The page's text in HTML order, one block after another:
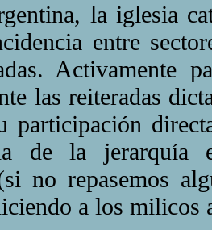
la iglesia
entre
Activamente
las reiteradas
de la jerarquía
no repasemos
a los milicos